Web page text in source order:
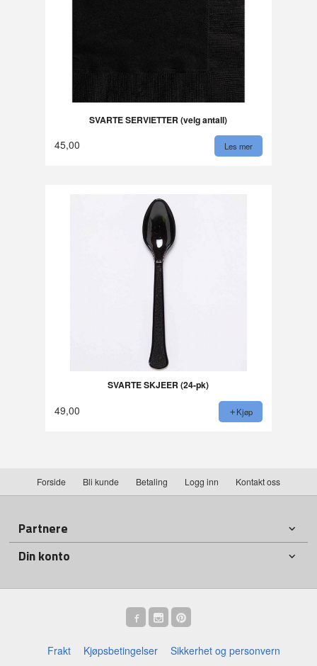
SVARTE SERVIETTER (velg antall)
45,00 Les mer
SVARTE SKJEER (24-pk)
49,00 Kjøp
Forside Bli kunde Betaling Logg inn Kontakt oss
Partnere
Din konto
Frakt Kjøpsbetingelser Sikkerhet og personvern